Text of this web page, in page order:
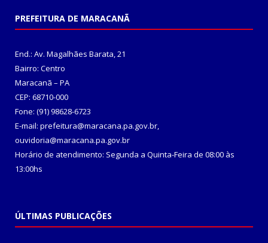
PREFEITURA DE MARACANÃ
End.: Av. Magalhães Barata, 21
Bairro: Centro
Maracanã – PA
CEP: 68710-000
Fone: (91) 98628-6723
E-mail: prefeitura@maracana.pa.gov.br,
ouvidoria@maracana.pa.gov.br
Horário de atendimento: Segunda a Quinta-Feira de 08:00 às
13:00hs
ÚLTIMAS PUBLICAÇÕES